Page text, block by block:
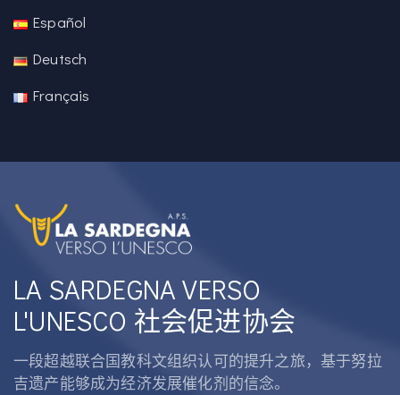
Español
Deutsch
Français
LA SARDEGNA VERSO
L'UNESCO 社会促进协会
一段超越联合国教科文组织认可的提升之旅，基于努拉
吉遗产能够成为经济发展催化剂的信念。